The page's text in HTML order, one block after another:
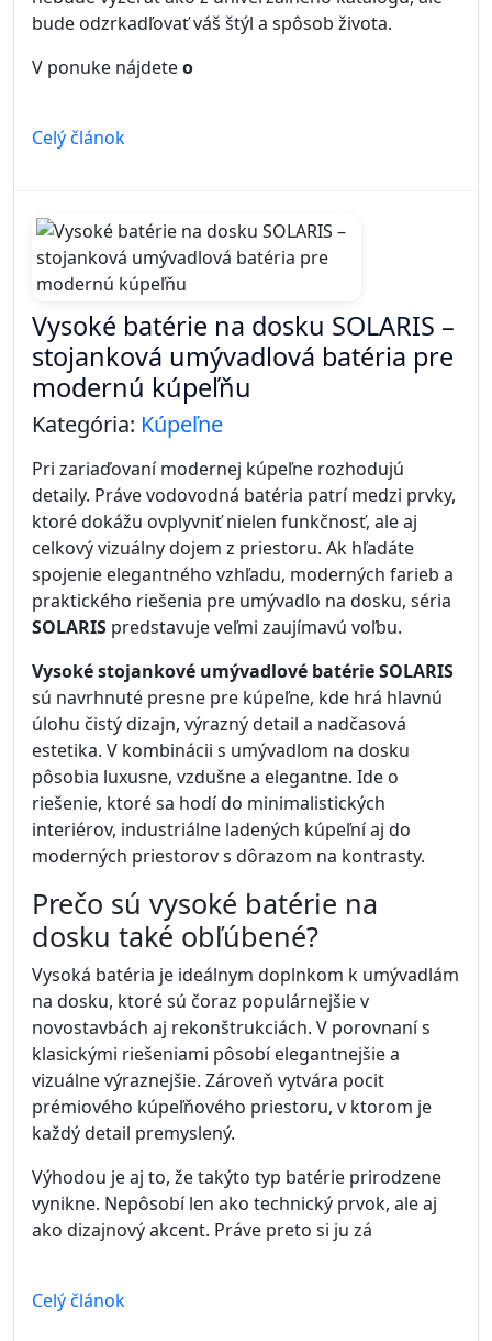
bude odzrkadľovať váš štýl a spôsob života.
V ponuke nájdeteo
Celý článok
Vysoké batérie na dosku SOLARIS –
stojanková umývadlová batéria pre
modernú kúpeľňu
Kategória: Kúpeľne
Pri zariaďovaní modernej kúpeľne rozhodujú
detaily. Práve vodovodná batéria patrí medzi prvky,
ktoré dokážu ovplyvniť nielen funkčnosť, ale aj
celkový vizuálny dojem z priestoru. Ak hľadáte
spojenie elegantného vzhľadu, moderných farieb a
praktického riešenia pre umývadlo na dosku, séria
SOLARIS predstavuje veľmi zaujímavú voľbu.
Vysoké stojankové umývadlové batérie SOLARIS
sú navrhnuté presne pre kúpeľne, kde hrá hlavnú
úlohu čistý dizajn, výrazný detail a nadčasová
estetika. V kombinácii s umývadlom na dosku
pôsobia luxusne, vzdušne a elegantne. Ide o
riešenie, ktoré sa hodí do minimalistických
interiérov, industriálne ladených kúpeľní aj do
moderných priestorov s dôrazom na kontrasty.
Prečo sú vysoké batérie na
dosku také obľúbené?
Vysoká batéria je ideálnym doplnkom k umývadlám
na dosku, ktoré sú čoraz populárnejšie v
novostavbách aj rekonštrukciách. V porovnaní s
klasickými riešeniami pôsobí elegantnejšie a
vizuálne výraznejšie. Zároveň vytvára pocit
prémiového kúpeľňového priestoru, v ktorom je
každý detail premyslený.
Výhodou je aj to, že takýto typ batérie prirodzene
vynikne. Nepôsobí len ako technický prvok, ale aj
ako dizajnový akcent. Práve preto si ju zá
Celý článok